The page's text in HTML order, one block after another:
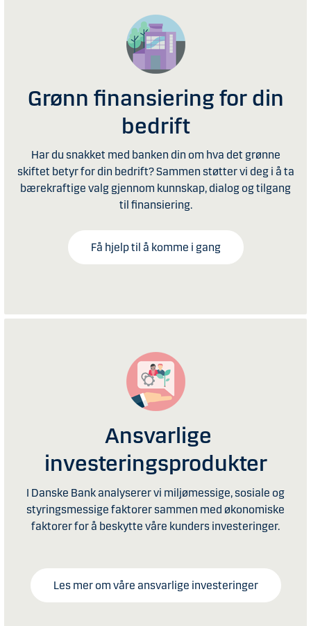
Grønn finansiering for din
bedrift
Har du snakket med banken din om hva det grønne
skiftet betyr for din bedrift? Sammen støtter vi deg i å ta
bærekraftige valg gjennom kunnskap, dialog og tilgang
til finansiering.
Få hjelp til å komme i gang
Ansvarlige
investeringsprodukter
I Danske Bank analyserer vi miljømessige, sosiale og
styringsmessige faktorer sammen med økonomiske
faktorer for å beskytte våre kunders investeringer.
Les mer om våre ansvarlige investeringer